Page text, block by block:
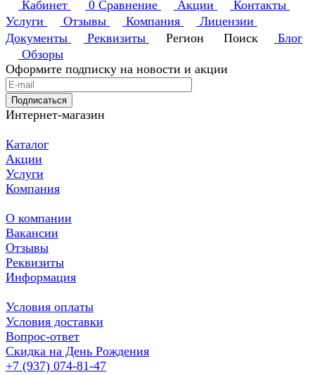
Кабинет 0 Сравнение Акции
Контакты
Услуги
Отзывы Компания
Лицензии
Документы
Реквизиты Регион Поиск
Блог
Обзоры
Оформите подписку на новости и акции
Подписаться
Интернет-магазин
Каталог
Акции
Услуги
Компания
О компании
Вакансии
Отзывы
Реквизиты
Информация
Условия оплаты
Условия доставки
Вопрос-ответ
Скидка на День Рождения
+7 (937) 074-81-47